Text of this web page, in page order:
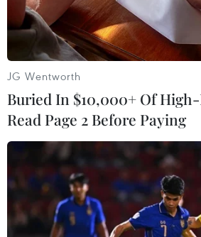
Israel phá hủy "trụ
nội địa" Iran,
trong khói
Bộ trưởng Quốc phòng Israel tuyên bố
không quân nước này đã phá hủy "trụ sở
sau khi quân đội Israel thông báo đang
quân sự tại Tehran.
JG Wentworth
Buried In $10,000+ Of
Read Page 2 Before Paying